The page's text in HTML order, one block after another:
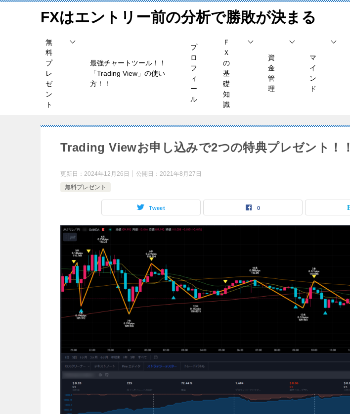
FXはエントリー前の分析で勝敗が決まる
無
料
プ
レ
ゼ
ン
ト
最強チャートツール！！
「Trading View」の使い
方！！
プ
ロ
フ
ィ
ー
ル
Ｆ
Ｘ
の
基
礎
知
識
資
金
管
理
マ
イ
ン
ド
Trading Viewお申し込みで2つの特典プレゼント！！
更新日： 2024年12月26日 公開日： 2021年8月27日
無料プレゼント
Tweet 0